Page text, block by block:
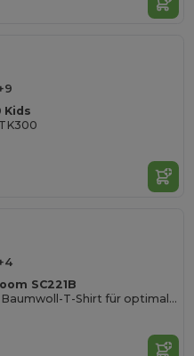
Kids
SC221B
Hochwertiges Baumwoll-T-Shirt für optimalen Druck